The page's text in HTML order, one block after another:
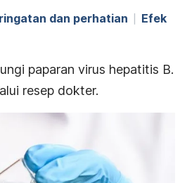
dan perhatian
Efek
paparan virus hepatitis B.
resep dokter.